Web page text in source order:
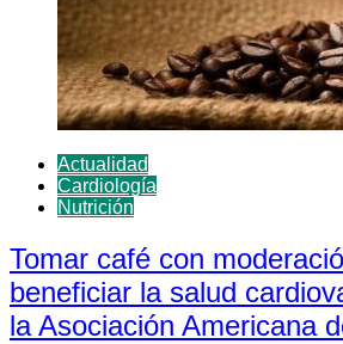
Actualidad
Cardiología
Nutrición
Tomar café con
beneficiar la salud
la Asociación Americana